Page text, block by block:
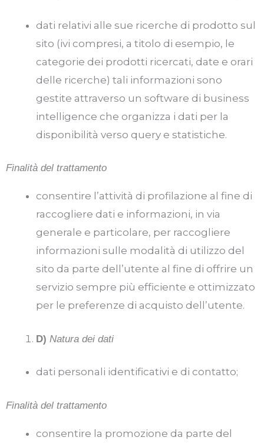
dati relativi alle sue ricerche di prodotto sul
sito (ivi compresi, a titolo di esempio, le
categorie dei prodotti ricercati, date e orari
delle ricerche) tali informazioni sono
gestite attraverso un software di business
intelligence che organizza i dati per la
disponibilità verso query e statistiche.
Finalità del trattamento
consentire l’attività di profilazione al fine di
raccogliere dati e informazioni, in via
generale e particolare, per raccogliere
informazioni sulle modalità di utilizzo del
sito da parte dell’utente al fine di offrire un
servizio sempre più efficiente e ottimizzato
per le preferenze di acquisto dell’utente.
D) Natura dei dati
dati personali identificativi e di contatto;
Finalità del trattamento
consentire la promozione da parte del